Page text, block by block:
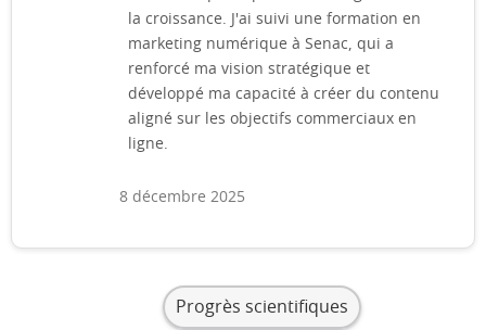
la croissance. J'ai suivi une formation en
marketing numérique à Senac, qui a
renforcé ma vision stratégique et
développé ma capacité à créer du contenu
aligné sur les objectifs commerciaux en
ligne.
8 décembre 2025
Progrès scientifiques